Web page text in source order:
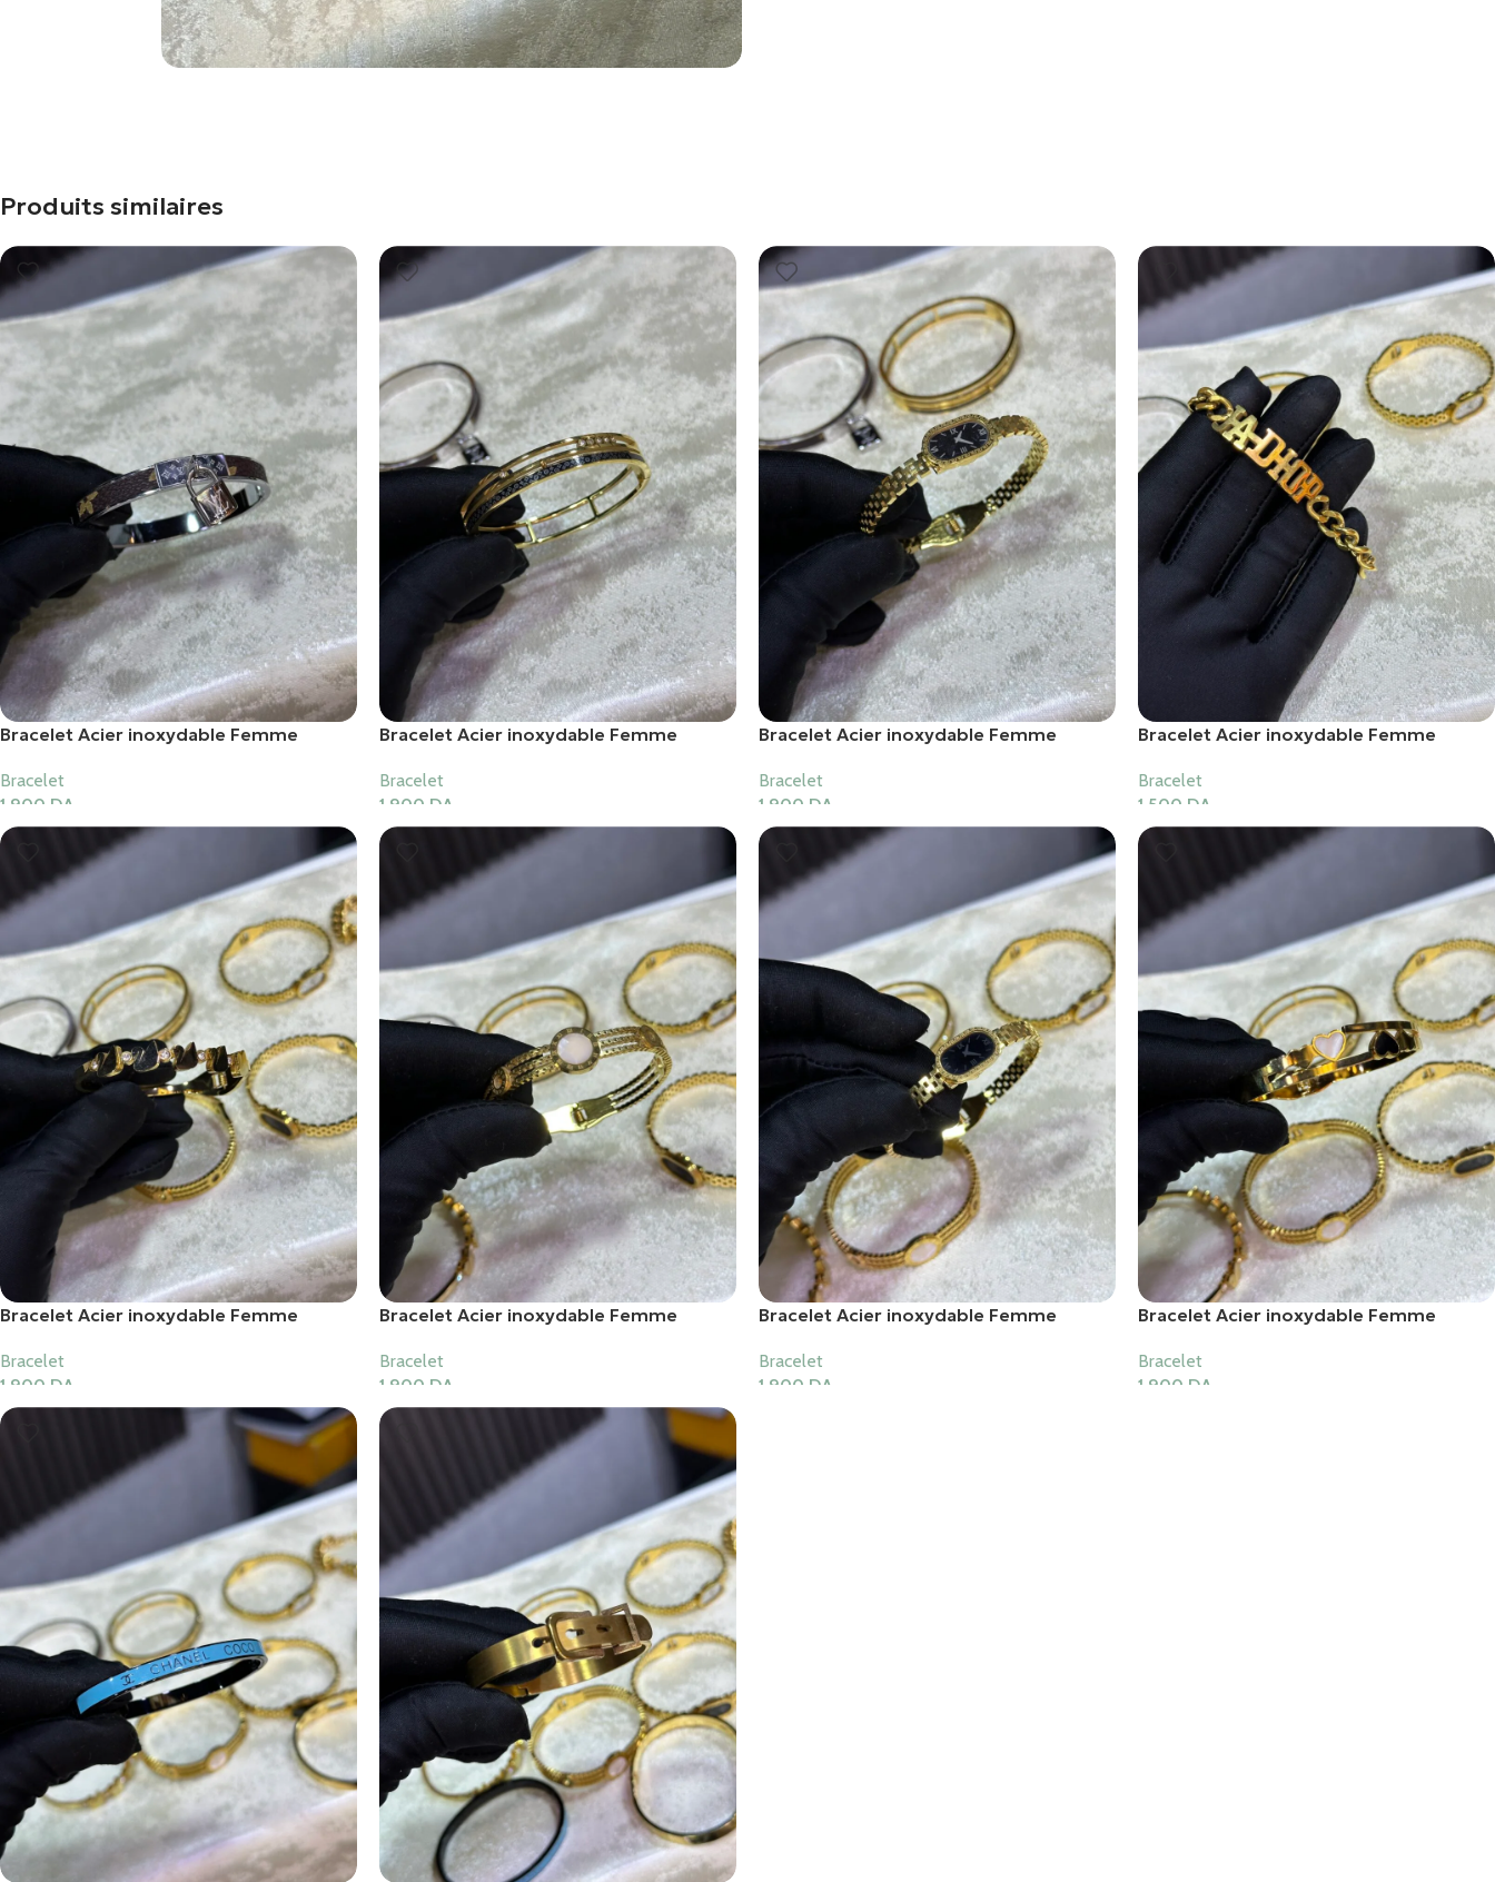
Produits similaires
Bracelet Acier inoxydable Femme
Bracelet
1,900 DA
Ajouter Au Panier
Bracelet Acier inoxydable Femme
Bracelet
1,900 DA
Bracelet Acier inoxydable Femme
Bracelet
1,900 DA
Ajouter Au Panier
Bracelet Acier inoxydable Femme
Bracelet
1,500 DA
Bracelet Acier inoxydable Femme
Bracelet
1,900 DA
Bracelet Acier inoxydable Femme
Bracelet
1,900 DA
Bracelet Acier inoxydable Femme
Bracelet
1,900 DA
Bracelet Acier inoxydable Femme
Bracelet
1,900 DA